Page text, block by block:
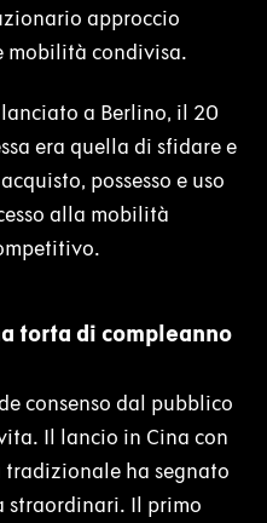
approccio
mobilità condivisa.
a Berlino, il 20
era quella di sfidare e
possesso e uso
alla mobilità
torta di compleanno
consenso dal pubblico
Il lancio in Cina con
tradizionale ha segnato
straordinari. Il primo